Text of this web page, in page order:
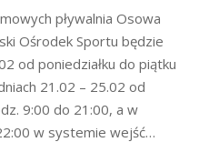
pływalnia Osowa
Ośrodek Sportu będzie
od poniedziałku do piątku
21.02 – 25.02 od
9:00 do 21:00, a w
w systemie wejść…